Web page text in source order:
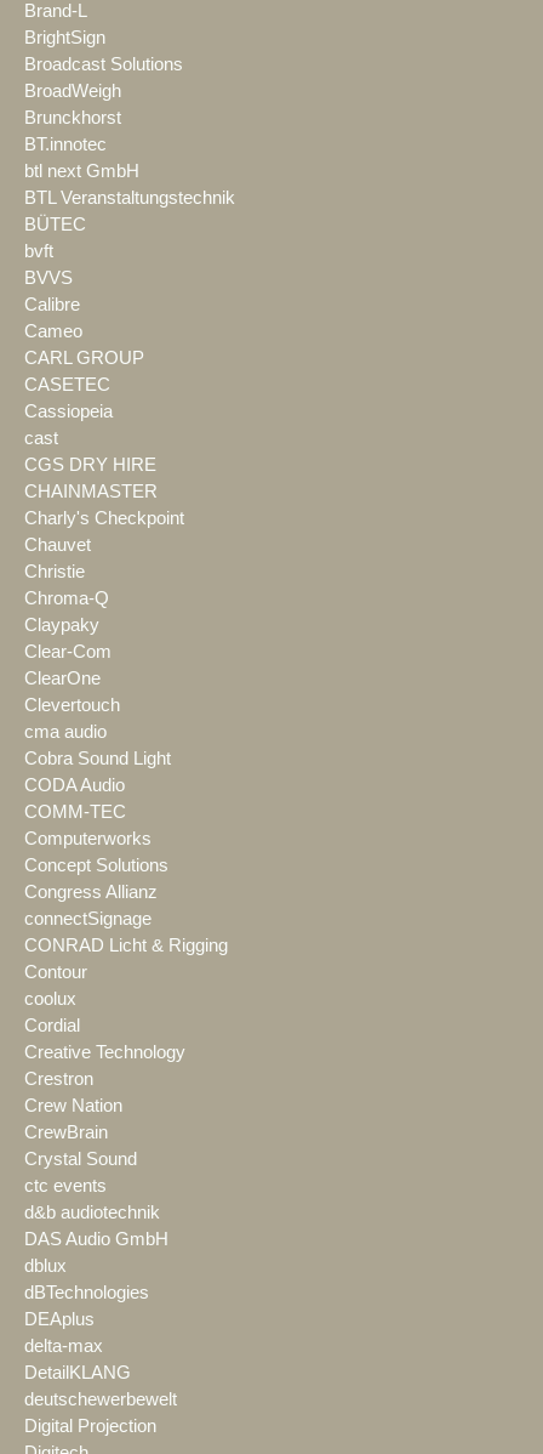
Brand-L
BrightSign
Broadcast Solutions
BroadWeigh
Brunckhorst
BT.innotec
btl next GmbH
BTL Veranstaltungstechnik
BÜTEC
bvft
BVVS
Calibre
Cameo
CARL GROUP
CASETEC
Cassiopeia
cast
CGS DRY HIRE
CHAINMASTER
Charly's Checkpoint
Chauvet
Christie
Chroma-Q
Claypaky
Clear-Com
ClearOne
Clevertouch
cma audio
Cobra Sound Light
CODA Audio
COMM-TEC
Computerworks
Concept Solutions
Congress Allianz
connectSignage
CONRAD Licht & Rigging
Contour
coolux
Cordial
Creative Technology
Crestron
Crew Nation
CrewBrain
Crystal Sound
ctc events
d&b audiotechnik
DAS Audio GmbH
dblux
dBTechnologies
DEAplus
delta-max
DetailKLANG
deutschewerbewelt
Digital Projection